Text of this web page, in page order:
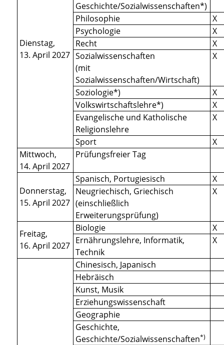
Dienstag,
13. April 2027
Geschichte/Sozialwissenschaften*)
Philosophie
X
Psychologie
X
Recht
X
Sozialwissenschaften
(mit
Sozialwissenschaften/Wirtschaft)
X
Soziologie*)
X
Volkswirtschaftslehre*)
X
Evangelische und Katholische
Religionslehre
X
Sport
X
Mittwoch,
14. April 2027
Prüfungsfreier Tag
Donnerstag,
15. April 2027
Spanisch, Portugiesisch
X
Neugriechisch, Griechisch
(einschließlich
Erweiterungsprüfung)
X
Freitag,
16. April 2027
Biologie
X
Ernährungslehre, Informatik,
Technik
X
Chinesisch, Japanisch
Hebräisch
Kunst, Musik
Erziehungswissenschaft
Geographie
Geschichte,
Geschichte/Sozialwissenschaften*)